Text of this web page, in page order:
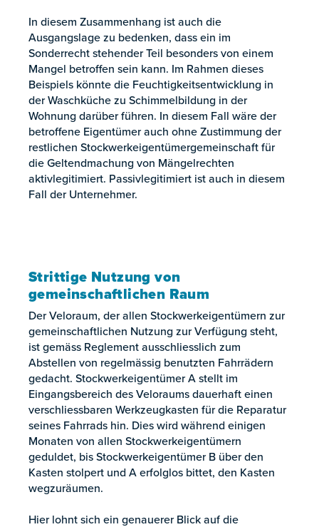
In diesem Zusammenhang ist auch die
Ausgangslage zu bedenken, dass ein im
Sonderrecht stehender Teil besonders von einem
Mangel betroffen sein kann. Im Rahmen dieses
Beispiels könnte die Feuchtigkeitsentwicklung in
der Waschküche zu Schimmelbildung in der
Wohnung darüber führen. In diesem Fall wäre der
betroffene Eigentümer auch ohne Zustimmung der
restlichen Stockwerkeigentümergemeinschaft für
die Geltendmachung von Mängelrechten
aktivlegitimiert. Passivlegitimiert ist auch in diesem
Fall der Unternehmer.
Strittige Nutzung von
gemeinschaftlichen Raum
Der Veloraum, der allen Stockwerkeigentümern zur
gemeinschaftlichen Nutzung zur Verfügung steht,
ist gemäss Reglement ausschliesslich zum
Abstellen von regelmässig benutzten Fahrrädern
gedacht. Stockwerkeigentümer A stellt im
Eingangsbereich des Veloraums dauerhaft einen
verschliessbaren Werkzeugkasten für die Reparatur
seines Fahrrads hin. Dies wird während einigen
Monaten von allen Stockwerkeigentümern
geduldet, bis Stockwerkeigentümer B über den
Kasten stolpert und A erfolglos bittet, den Kasten
wegzuräumen.
Hier lohnt sich ein genauerer Blick auf die